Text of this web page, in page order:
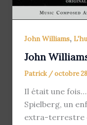
John Williams,
John
Patrick /octobre
Il était une fois…
Spielberg, un
extra-terrestre